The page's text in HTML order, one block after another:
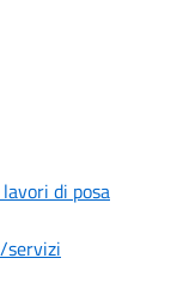
di posa
servizi